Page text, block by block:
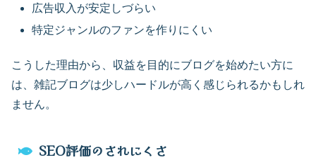
広告収入が安定しづらい
特定ジャンルのファンを作りにくい
こうした理由から、収益を目的にブログを始めたい方に
は、雑記ブログは少しハードルが高く感じられるかもしれ
ません。
SEO評価のされにくさ